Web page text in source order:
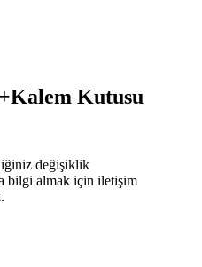
Kutusu
değişiklik
bilgi almak için iletişim